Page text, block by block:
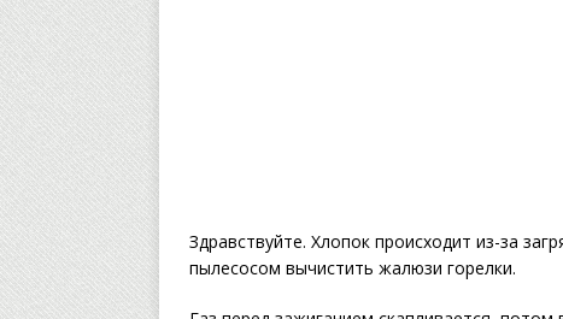
Здравствуйте. Хлопок происходит из-за
пылесосом вычистить жалюзи горелки.